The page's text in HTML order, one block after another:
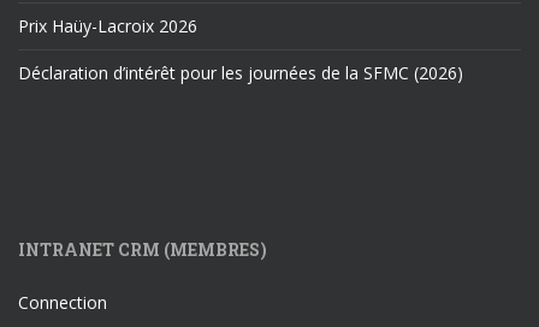
Prix Haüy-Lacroix 2026
Déclaration d’intérêt pour les journées de la SFMC (2026)
INTRANET CRM (MEMBRES)
Connection